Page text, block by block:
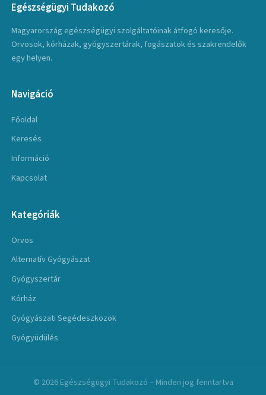
Egészségügyi Tudakozó
Magyarország egészségügyi szolgáltatóinak átfogó keresője.
Orvosok, kórházak, gyógyszertárak, fogászatok és szakrendelők
egy helyen.
Navigáció
Főoldal
Keresés
Információ
Kapcsolat
Kategóriák
Orvos
Alternatív Gyógyászat
Gyógyszertár
Kórház
Gyógyászati Segédeszközök
Gyógyüdülés
© 2026 Egészségügyi Tudakozó – Minden jog fenntartva